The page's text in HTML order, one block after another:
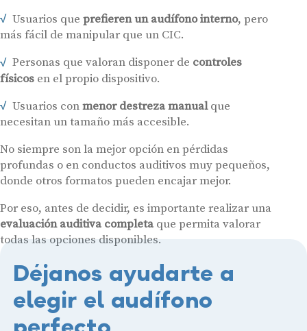
Usuarios que prefieren un audífono interno, pero
más fácil de manipular que un CIC.
Personas que valoran disponer de controles
físicos en el propio dispositivo.
Usuarios conmenor destreza manualque
necesitan un tamaño más accesible.
No siempre son la mejor opción en pérdidas
profundas o en conductos auditivos muy pequeños,
donde otros formatos pueden encajar mejor.
Por eso, antes de decidir, es importante realizar una
evaluación auditiva completa que permita valorar
todas las opciones disponibles.
Déjanos ayudarte a
elegir el audífono